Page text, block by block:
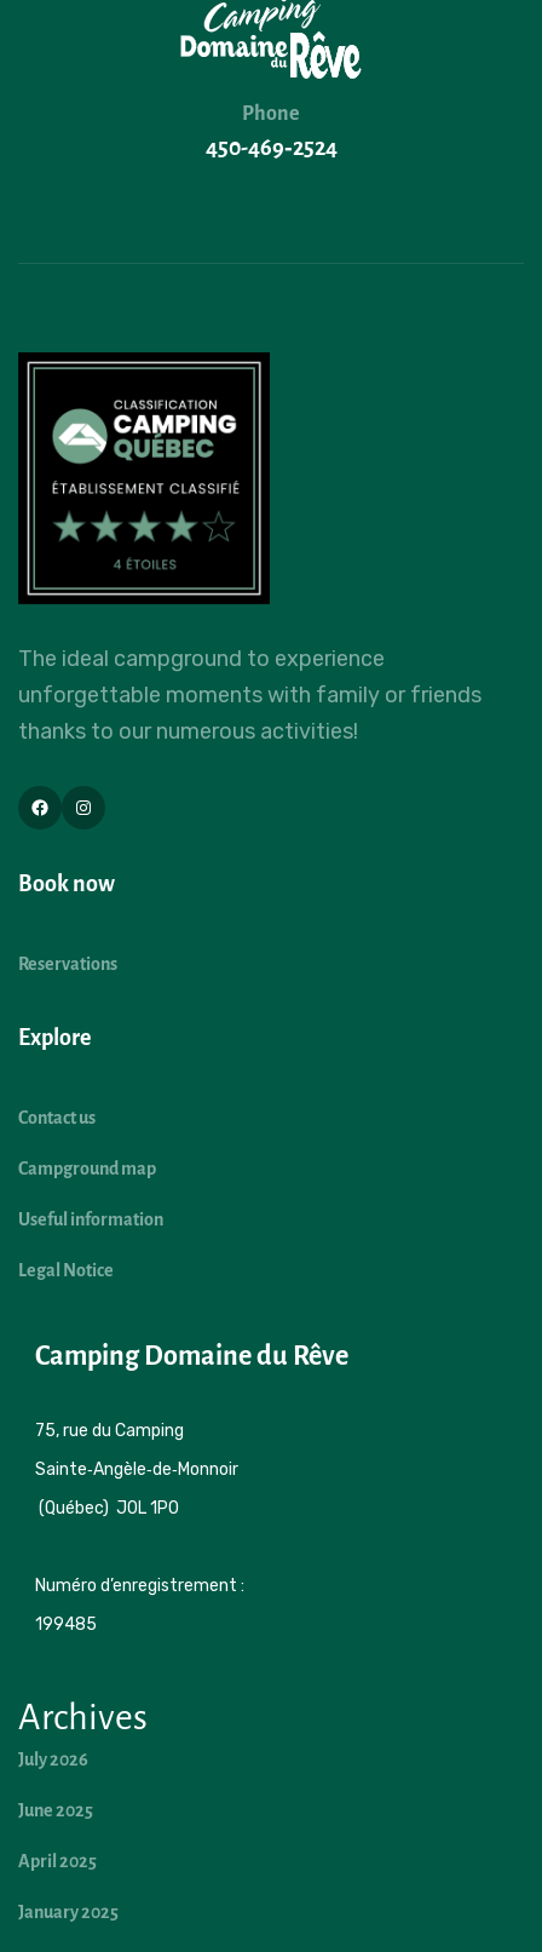
Phone
450-469‑2524
The ideal campground to experience
unforgettable moments with family or friends
thanks to our numerous activities!
Book now
Reservations
Explore
Contact us
Campground map
Useful information
Legal Notice
Camping Domaine du Rêve
75, rue du Camping
Sainte‑Angèle‑de‑Monnoir
(Québec)  J0L 1P0
Numéro d’enregistrement :
199485
Archives
July 2026
June 2025
April 2025
January 2025